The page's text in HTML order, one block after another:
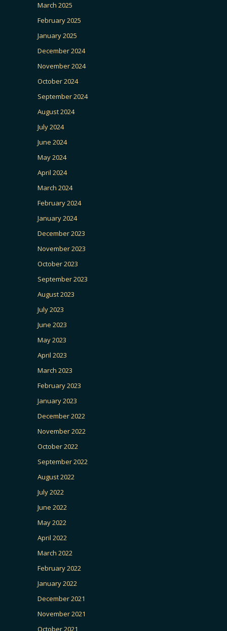
March 2025
February 2025
January 2025
December 2024
November 2024
October 2024
September 2024
August 2024
July 2024
June 2024
May 2024
April 2024
March 2024
February 2024
January 2024
December 2023
November 2023
October 2023
September 2023
August 2023
July 2023
June 2023
May 2023
April 2023
March 2023
February 2023
January 2023
December 2022
November 2022
October 2022
September 2022
August 2022
July 2022
June 2022
May 2022
April 2022
March 2022
February 2022
January 2022
December 2021
November 2021
October 2021